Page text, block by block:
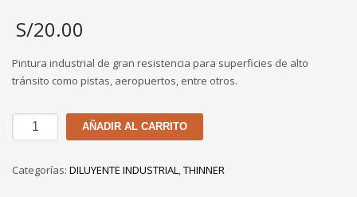
S/20.00
Pintura industrial de gran resistencia para superficies de alto
tránsito como pistas, aeropuertos, entre otros.
DILYENTE
TRAFICO
DE
AÑADIR AL CARRITO
Categorías: DILUYENTE INDUSTRIAL,THINNER